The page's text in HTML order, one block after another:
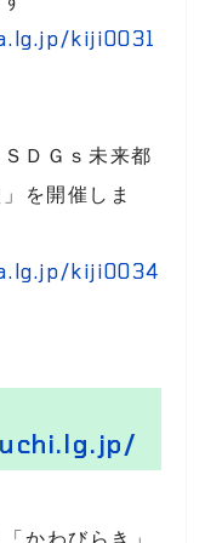
kiji0031
ＤＧｓ未来都
を開催しま
kiji0034
かわびらき」